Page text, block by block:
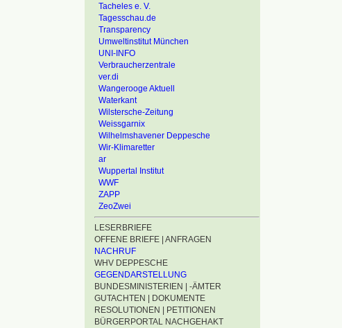
Tacheles e. V.
Tagesschau.de
Transparency
Umweltinstitut München
UNI-INFO
Verbraucherzentrale
ver.di
Wangerooge Aktuell
Waterkant
Wilstersche-Zeitung
Weissgarnix
Wilhelmshavener Deppesche
Wir-Klimaretter
ar
Wuppertal Institut
WWF
ZAPP
ZeoZwei
LESERBRIEFE
OFFENE BRIEFE | ANFRAGEN
NACHRUF
WHV DEPPESCHE
GEGENDARSTELLUNG
BUNDESMINISTERIEN | -ÄMTER
GUTACHTEN | DOKUMENTE
RESOLUTIONEN | PETITIONEN
BÜRGERPORTAL NACHGEHAKT